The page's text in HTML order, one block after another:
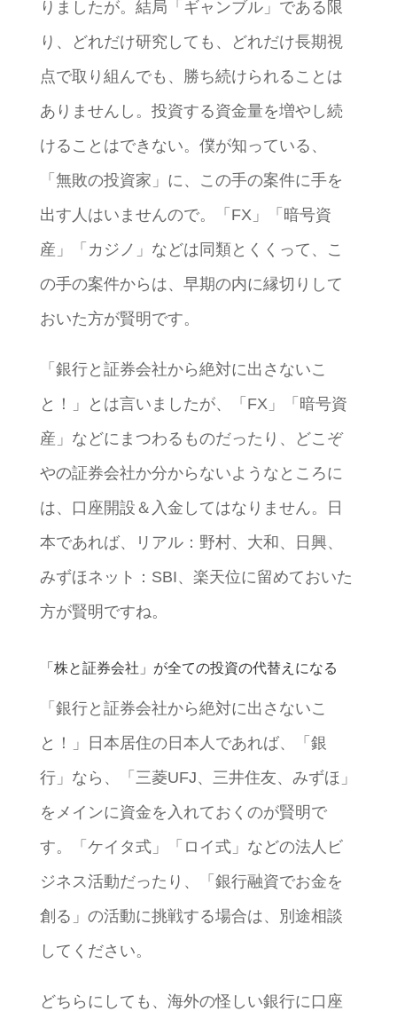
りましたが。結局「ギャンブル」である限
り、どれだけ研究しても、どれだけ長期視
点で取り組んでも、勝ち続けられることは
ありませんし。投資する資金量を増やし続
けることはできない。僕が知っている、
「無敗の投資家」に、この手の案件に手を
出す人はいませんので。「FX」「暗号資
産」「カジノ」などは同類とくくって、こ
の手の案件からは、早期の内に縁切りして
おいた方が賢明です。
「銀行と証券会社から絶対に出さないこ
と！」とは言いましたが、「FX」「暗号資
産」などにまつわるものだったり、どこぞ
やの証券会社か分からないようなところに
は、口座開設＆入金してはなりません。日
本であれば、リアル：野村、大和、日興、
みずほネット：SBI、楽天位に留めておいた
方が賢明ですね。
「株と証券会社」が全ての投資の代替えになる
「銀行と証券会社から絶対に出さないこ
と！」日本居住の日本人であれば、「銀
行」なら、「三菱UFJ、三井住友、みずほ」
をメインに資金を入れておくのが賢明で
す。「ケイタ式」「ロイ式」などの法人ビ
ジネス活動だったり、「銀行融資でお金を
創る」の活動に挑戦する場合は、別途相談
してください。
どちらにしても、海外の怪しい銀行に口座